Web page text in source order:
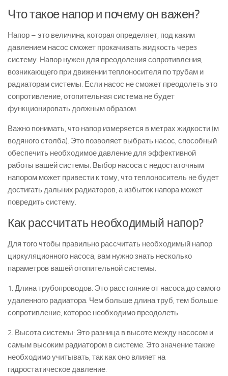
Что такое напор и почему он важен?
Напор – это величина, которая определяет, под каким
давлением насос сможет прокачивать жидкость через
систему. Напор нужен для преодоления сопротивления,
возникающего при движении теплоносителя по трубам и
радиаторам системы. Если насос не сможет преодолеть это
сопротивление, отопительная система не будет
функционировать должным образом.
Важно понимать, что напор измеряется в метрах жидкости (м
водяного столба). Это позволяет выбрать насос, способный
обеспечить необходимое давление для эффективной
работы вашей системы. Выбор насоса с недостаточным
напором может привести к тому, что теплоноситель не будет
достигать дальних радиаторов, а избыток напора может
повредить систему.
Как рассчитать необходимый напор?
Для того чтобы правильно рассчитать необходимый напор
циркуляционного насоса, вам нужно знать несколько
параметров вашей отопительной системы.
1. Длина трубопроводов: Это расстояние от насоса до самого
удаленного радиатора. Чем больше длина труб, тем больше
сопротивление, которое необходимо преодолеть.
2. Высота системы: Это разница в высоте между насосом и
самым высоким радиатором в системе. Это значение также
необходимо учитывать, так как оно влияет на
гидростатическое давление.